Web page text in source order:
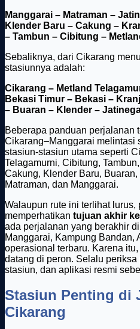
Manggarai – Matraman –
Klender Baru – Cakung –
– Tambun – Cibitung –
Sebaliknya, dari Cikarang
stasiunnya adalah:
Cikarang – Metland
Bekasi Timur – Bekasi –
– Buaran – Klender –
Beberapa panduan perjalanan
Cikarang–Manggarai melintasi
stasiun-stasiun utama seperti
Telagamurni, Cibitung,
Cakung, Klender Baru,
Matraman, dan Manggarai.
Walaupun rute ini terlihat lurus,
memperhatikan tujuan akhir
ada perjalanan yang berakhir
Manggarai, Kampung Bandan,
operasional terbaru. Karena
datang di peron. Selalu
stasiun, dan aplikasi resmi
Stasiun Penting di
Cikarang